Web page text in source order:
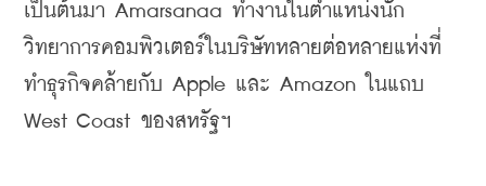
เป็นต้นมา Amarsanaa ทำงานในตำแหน่งนัก
วิทยาการคอมพิวเตอร์ในบริษัทหลายต่อหลายแห่งที่
ทำธุรกิจคล้ายกับ Apple และ Amazon ในแถบ
West Coast ของสหรัฐฯ